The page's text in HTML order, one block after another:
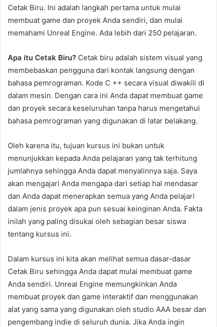
Cetak Biru. Ini adalah langkah pertama untuk mulai
membuat game dan proyek Anda sendiri, dan mulai
memahami Unreal Engine. Ada lebih dari 250 pelajaran.
Apa itu Cetak Biru? Cetak biru adalah sistem visual yang
membebaskan pengguna dari kontak langsung dengan
bahasa pemrograman. Kode C ++ secara visual diwakili di
dalam mesin. Dengan cara ini Anda dapat membuat game
dan proyek secara keseluruhan tanpa harus mengetahui
bahasa pemrograman yang digunakan di latar belakang.
Oleh karena itu, tujuan kursus ini bukan untuk
menunjukkan kepada Anda pelajaran yang tak terhitung
jumlahnya sehingga Anda dapat menyalinnya saja. Saya
akan mengajari Anda mengapa dari setiap hal mendasar
dan Anda dapat menerapkan semua yang Anda pelajari
dalam jenis proyek apa pun sesuai keinginan Anda. Fakta
inilah yang paling disukai oleh sebagian besar siswa
tentang kursus ini.
Dalam kursus ini kita akan melihat semua dasar-dasar
Cetak Biru sehingga Anda dapat mulai membuat game
Anda sendiri. Unreal Engine memungkinkan Anda
membuat proyek dan game interaktif dan menggunakan
alat yang sama yang digunakan oleh studio AAA besar dan
pengembang indie di seluruh dunia. Jika Anda ingin